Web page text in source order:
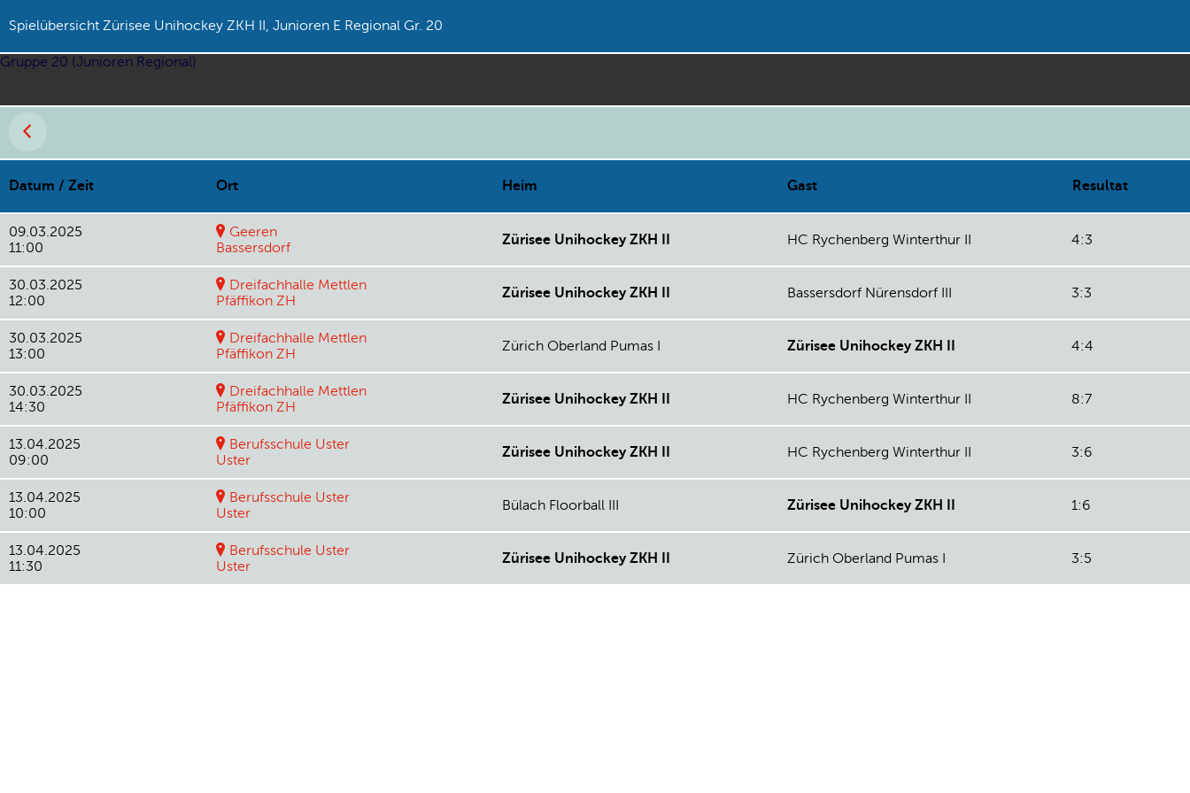
Spielübersicht Zürisee Unihockey ZKH II, Junioren E Regional Gr. 20
Gruppe 20 (Junioren Regional)
Datum / Zeit Ort Heim Gast Resultat
09.03.2025
11:00
Geeren
Bassersdorf
Zürisee Unihockey ZKH II HC Rychenberg Winterthur II 4:3
30.03.2025
12:00
Dreifachhalle Mettlen
Pfäffikon ZH
Zürisee Unihockey ZKH II Bassersdorf Nürensdorf III 3:3
30.03.2025
13:00
Dreifachhalle Mettlen
Pfäffikon ZH
Zürich Oberland Pumas I Zürisee Unihockey ZKH II 4:4
30.03.2025
14:30
Dreifachhalle Mettlen
Pfäffikon ZH
Zürisee Unihockey ZKH II HC Rychenberg Winterthur II 8:7
13.04.2025
09:00
Berufsschule Uster
Uster
Zürisee Unihockey ZKH II HC Rychenberg Winterthur II 3:6
13.04.2025
10:00
Berufsschule Uster
Uster
Bülach Floorball III Zürisee Unihockey ZKH II 1:6
13.04.2025
11:30
Berufsschule Uster
Uster
Zürisee Unihockey ZKH II Zürich Oberland Pumas I 3:5